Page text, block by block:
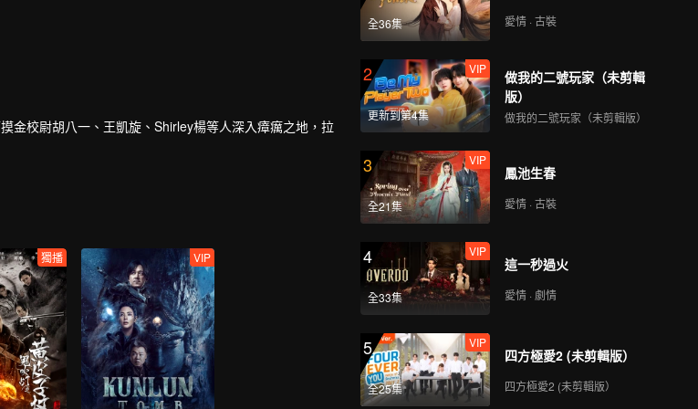
金校尉胡八一、王凱旋、Shirley楊等人深入瘴癘之地，拉
獨播 VIP
全36集 愛情 · 古裝
2
更新到第4集
VIP
做我的二號玩家（未剪輯
版）
做我的二號玩家（未剪輯版）
3
全21集
VIP
鳳池生春
愛情 · 古裝
4
全33集
VIP
這一秒過火
愛情 · 劇情
5
全25集
VIP
四方極愛2 (未剪輯版）
四方極愛2 (未剪輯版）